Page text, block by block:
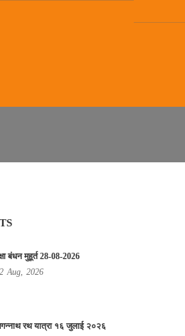
बंधन मुहूर्त 28-08-2026
Aug, 2026
रथ यात्रा १६ जुलाई २०२६